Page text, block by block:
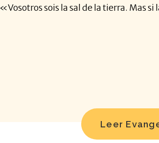
«Vosotros sois la sal de la tierra. Mas
Leer